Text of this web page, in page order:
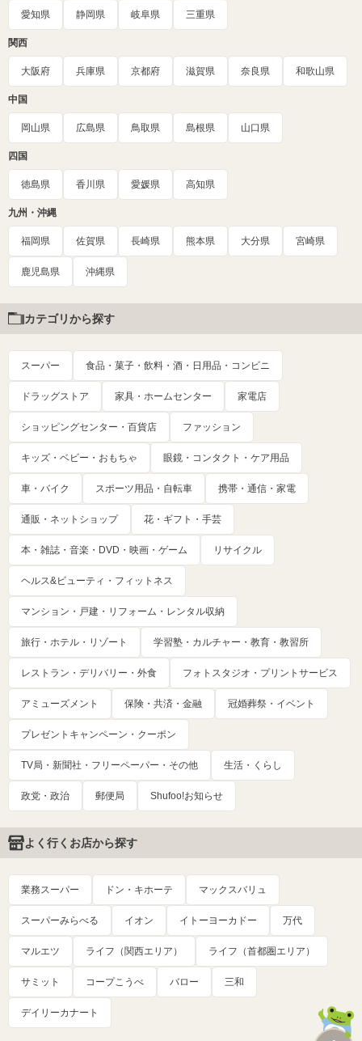
愛知県 静岡県 岐阜県 三重県
関西
大阪府 兵庫県 京都府 滋賀県 奈良県 和歌山県
中国
岡山県 広島県 鳥取県 島根県 山口県
四国
徳島県 香川県 愛媛県 高知県
九州・沖縄
福岡県 佐賀県 長崎県 熊本県 大分県 宮崎県
鹿児島県 沖縄県
カテゴリから探す
スーパー 食品・菓子・飲料・酒・日用品・コンビニ
ドラッグストア 家具・ホームセンター 家電店
ショッピングセンター・百貨店 ファッション
キッズ・ベビー・おもちゃ 眼鏡・コンタクト・ケア用品
車・バイク スポーツ用品・自転車 携帯・通信・家電
通販・ネットショップ 花・ギフト・手芸
本・雑誌・音楽・DVD・映画・ゲーム リサイクル
ヘルス&ビューティ・フィットネス
マンション・戸建・リフォーム・レンタル収納
旅行・ホテル・リゾート 学習塾・カルチャー・教育・教習所
レストラン・デリバリー・外食 フォトスタジオ・プリントサービス
アミューズメント 保険・共済・金融 冠婚葬祭・イベント
プレゼントキャンペーン・クーポン
TV局・新聞社・フリーペーパー・その他 生活・くらし
政党・政治 郵便局 Shufoo!お知らせ
よく行くお店から探す
業務スーパー ドン・キホーテ マックスバリュ
スーパーみらべる イオン イトーヨーカドー 万代
マルエツ ライフ（関西エリア） ライフ（首都圏エリア）
サミット コープこうべ バロー 三和
デイリーカナート